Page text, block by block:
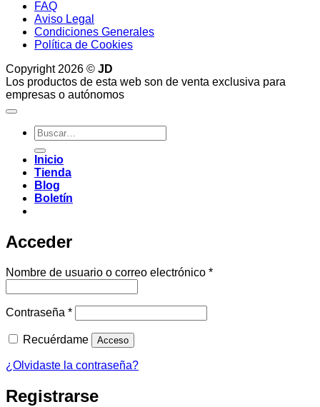
FAQ
Aviso Legal
Condiciones Generales
Política de Cookies
Copyright 2026 © JD
Los productos de esta web son de venta exclusiva para
empresas o autónomos
Buscar
por:
Inicio
Tienda
Blog
Boletín
Acceder
Nombre de usuario o correo electrónico *Obligatorio
Contraseña *Obligatorio
Recuérdame Acceso
¿Olvidaste la contraseña?
Registrarse